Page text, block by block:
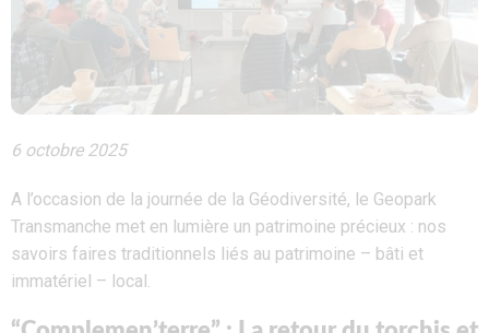
6 octobre 2025
A l’occasion de la journée de la Géodiversité, e Geopark
Transmanche met en lumière un patrimoine précieux : nos
savoirs faires traditionnels liés au patrimoine – bâti et
immatériel – local .